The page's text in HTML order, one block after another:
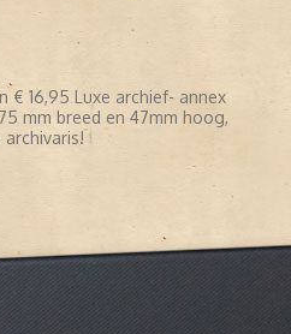
€ 16,95 Luxe archief- annex
mm breed en 47mm hoog,